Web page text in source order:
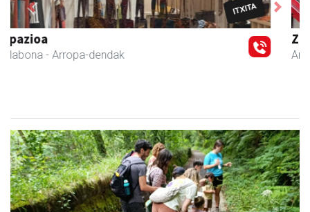
Zubimusu Ikastola
Amasa-Villabona - Hezkuntza
Previous Next